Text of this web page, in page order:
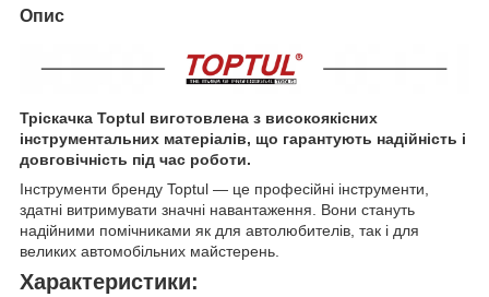
Опис
Тріскачка Toptul виготовлена з високоякісних
інструментальних матеріалів, що гарантують надійність і
довговічність під час роботи.
Інструменти бренду Toptul — це професійні інструменти,
здатні витримувати значні навантаження. Вони стануть
надійними помічниками як для автолюбителів, так і для
великих автомобільних майстерень.
Характеристики: